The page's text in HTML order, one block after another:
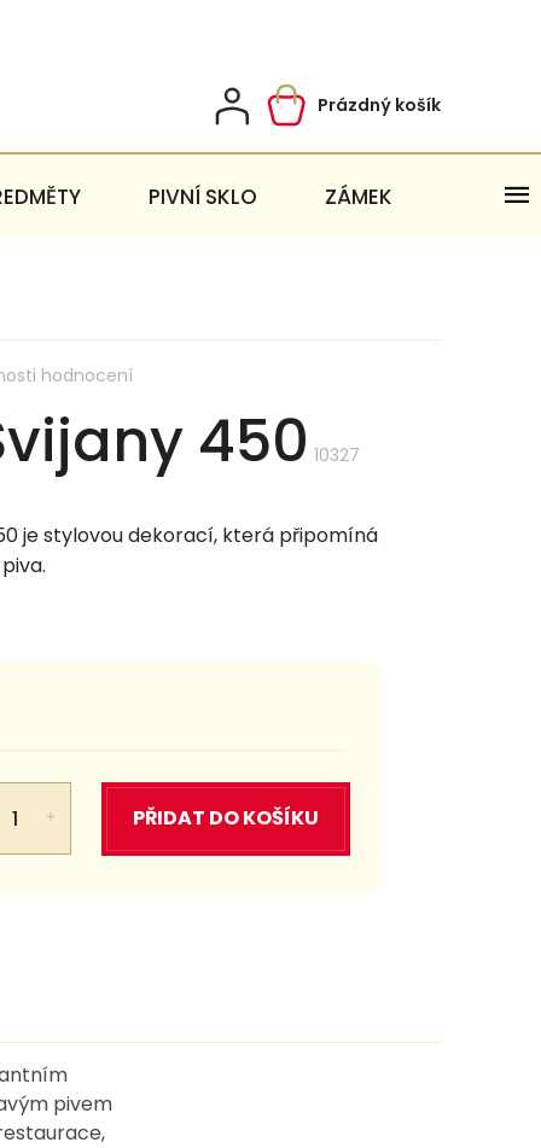
Nákupní
košík
Prázdný košík
PIVNÍ SKLO ZÁMEK
450 10327
hodnocení
je stylovou dekorací, která připomíná
PŘIDAT DO KOŠÍKU
pivem